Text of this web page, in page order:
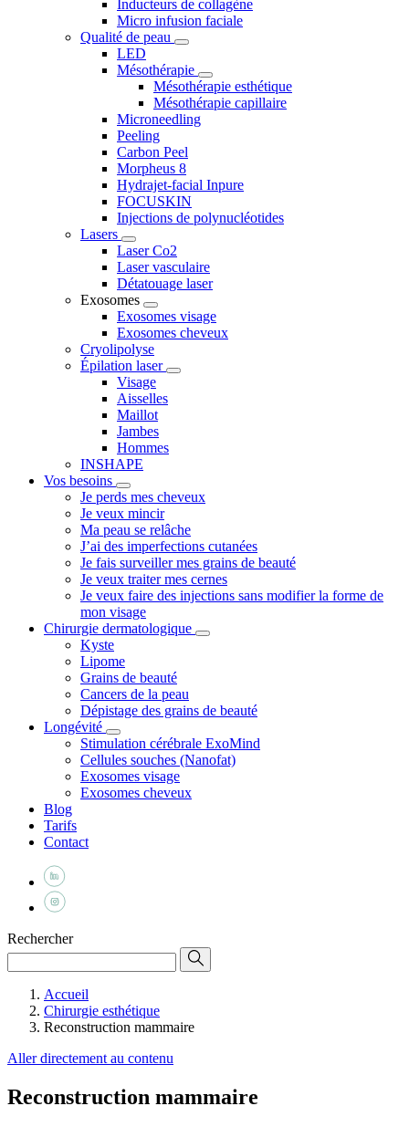
Inducteurs de collagène
Micro infusion faciale
Qualité de peau
LED
Mésothérapie
Mésothérapie esthétique
Mésothérapie capillaire
Microneedling
Peeling
Carbon Peel
Morpheus 8
Hydrajet-facial Inpure
FOCUSKIN
Injections de polynucléotides
Lasers
Laser Co2
Laser vasculaire
Détatouage laser
Exosomes
Exosomes visage
Exosomes cheveux
Cryolipolyse
Épilation laser
Visage
Aisselles
Maillot
Jambes
Hommes
INSHAPE
Vos besoins
Je perds mes cheveux
Je veux mincir
Ma peau se relâche
J’ai des imperfections cutanées
Je fais surveiller mes grains de beauté
Je veux traiter mes cernes
Je veux faire des injections sans modifier la forme de
mon visage
Chirurgie dermatologique
Kyste
Lipome
Grains de beauté
Cancers de la peau
Dépistage des grains de beauté
Longévité
Stimulation cérébrale ExoMind
Cellules souches (Nanofat)
Exosomes visage
Exosomes cheveux
Blog
Tarifs
Contact
Rechercher
Accueil
Chirurgie esthétique
Reconstruction mammaire
Aller directement au contenu
Reconstruction mammaire